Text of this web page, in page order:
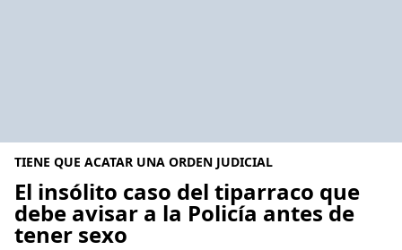
TIENE QUE ACATAR UNA ORDEN JUDICIAL
El insólito caso del tiparraco que
debe avisar a la Policía antes de
tener sexo